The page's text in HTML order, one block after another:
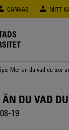
CANVAS MITT
Mer än du vad du tror
DU VAD
19